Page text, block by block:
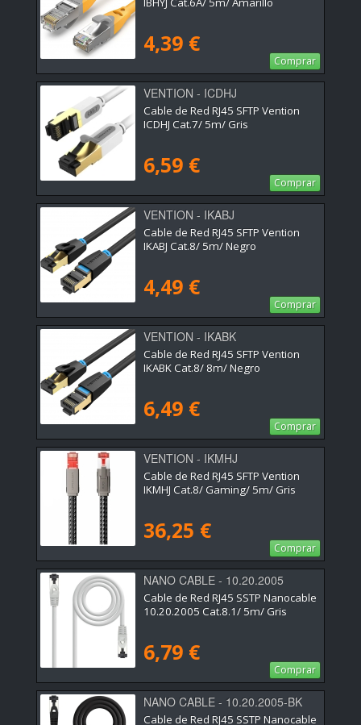
4,39 €
Comprar
VENTION - ICDHJ
Cable de Red RJ45 SFTP Vention
ICDHJ Cat.7/ 5m/ Gris
6,59 €
Comprar
VENTION - IKABJ
Cable de Red RJ45 SFTP Vention
IKABJ Cat.8/ 5m/ Negro
4,49 €
Comprar
VENTION - IKABK
Cable de Red RJ45 SFTP Vention
IKABK Cat.8/ 8m/ Negro
6,49 €
Comprar
VENTION - IKMHJ
Cable de Red RJ45 SFTP Vention
IKMHJ Cat.8/ Gaming/ 5m/ Gris
36,25 €
Comprar
NANO CABLE - 10.20.2005
Cable de Red RJ45 SSTP Nanocable
10.20.2005 Cat.8.1/ 5m/ Gris
6,79 €
Comprar
NANO CABLE - 10.20.2005-BK
Cable de Red RJ45 SSTP Nanocable